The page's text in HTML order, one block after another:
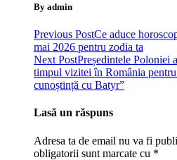
By admin
Previous PostCe aduce
mai 2026 pentru zodia ta
Next PostPreședintele Poloniei
timpul vizitei în România
cunoștință cu Batyr”
Lasă un răspuns
Adresa ta de email nu va fi
obligatorii sunt marcate cu *